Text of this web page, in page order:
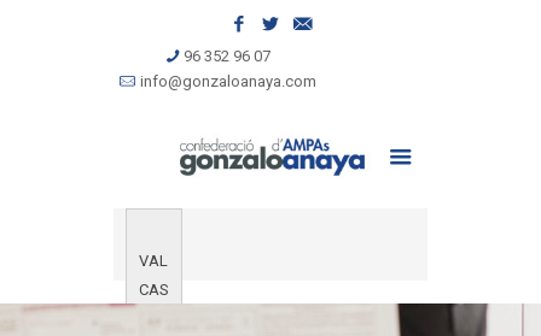
96 352 96 07
info@gonzaloanaya.com
VAL
CAS